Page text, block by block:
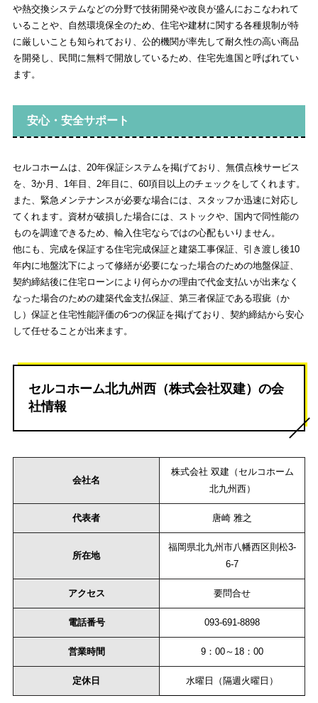
や熱交換システムなどの分野で技術開発や改良が盛んにおこなわれて
いることや、自然環境保全のため、住宅や建材に関する各種規制が特
に厳しいことも知られており、公的機関が率先して耐久性の高い商品
を開発し、民間に無料で開放しているため、住宅先進国と呼ばれてい
ます。
安心・安全サポート
セルコホームは、20年保証システムを掲げており、無償点検サービス
を、3か月、1年目、2年目に、60項目以上のチェックをしてくれます。
また、緊急メンテナンスが必要な場合には、スタッフか迅速に対応し
てくれます。資材が破損した場合には、ストックや、国内で同性能の
ものを調達できるため、輸入住宅ならではの心配もいりません。
他にも、完成を保証する住宅完成保証と建築工事保証、引き渡し後10
年内に地盤沈下によって修繕が必要になった場合のための地盤保証、
契約締結後に住宅ローンにより何らかの理由で代金支払いが出来なく
なった場合のための建築代金支払保証、第三者保証である瑕疵（か
し）保証と住宅性能評価の6つの保証を掲げており、契約締結から安心
して任せることが出来ます。
セルコホーム北九州西（株式会社双建）の会
社情報
会社名
株式会社 双建（セルコホーム
北九州西）
代表者 唐崎 雅之
所在地
福岡県北九州市八幡西区則松3-
6-7
アクセス 要問合せ
電話番号 093-691-8898
営業時間 9：00～18：00
定休日 水曜日（隔週火曜日）